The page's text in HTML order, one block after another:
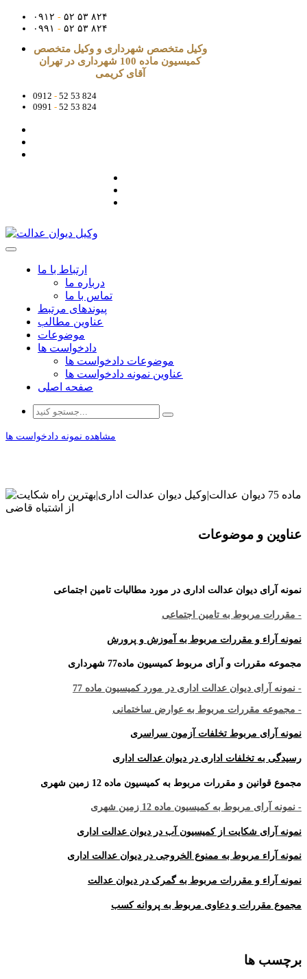
۰۹۱۲ - ۵۲ ۵۳ ۸۲۴
۰۹۹۱ - ۵۲ ۵۳ ۸۲۴
وکیل متخصص شهرداری و وکیل متخصص
کمیسیون ماده 100 شهرداری در تهران
آقای کریمی
0912 - 52 53 824
0991 - 52 53 824
ارتباط با ما
درباره ما
تماس با ما
پیوندهای مرتبط
عناوین مطالب
موضوعات
دادخواست ها
موضوعات دادخواست ها
عناوین نمونه دادخواست ها
صفحه اصلی
عناوین و موضوعات
نمونه آرای دیوان عدالت اداری در مورد مطالبات تامین اجتماعی
- مقررات مربوط به تامین اجتماعی
نمونه آراء و مقررات مربوط به آموزش و پرورش
مجموعه مقررات و آرای مربوط کمیسیون ماده77 شهرداری
- نمونه آرای دیوان عدالت اداری در مورد کمیسیون ماده 77
- مجموعه مقررات مربوط به عوارض ساختمانی
نمونه آرای مربوط تخلفات آزمون سراسری
رسیدگی به تخلفات اداری در دیوان عدالت اداری
مجموع قوانین و مقررات مربوط به کمیسیون ماده 12 زمین شهری
- نمونه آرای مربوط به کمیسیون ماده 12 زمین شهری
نمونه آرای شکایت از کمیسیون آب در دیوان عدالت اداری
نمونه آراء مربوط به ممنوع الخروجی در دیوان عدالت اداری
نمونه آراء و مقررات مربوط به گمرک در دیوان عدالت
مجموع مقررات و دعاوی مربوط به پروانه کسب
برچسب ها